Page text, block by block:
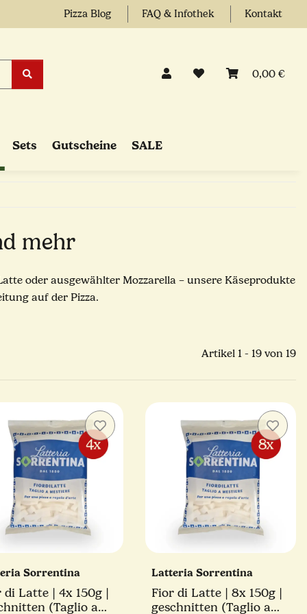
Pizza Blog FAQ & Infothek Kontakt
0,00 €
Sets Gutscheine SALE
mehr
oder ausgewählter Mozzarella – unsere Käseprodukte
auf der Pizza.
Artikel 1 - 19 von 19
Sorrentina
di Latte | 4x 150g |
(Taglio a
Latteria Sorrentina
Fior di Latte | 8x 150g |
geschnitten (Taglio a